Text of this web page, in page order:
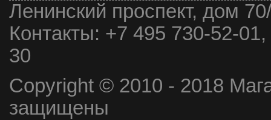
Ленинский проспект, дом
Контакты: +7 495 730-52-
30
Copyright © 2010 - 2018
защищены